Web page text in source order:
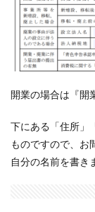
開業の場合は『開
下にある「住所」
ものですので、お
自分の名前を書き